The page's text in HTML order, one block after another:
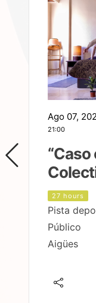
Ago 07,
21:00
“Caso
27 hours
Pista
Público
Aigües